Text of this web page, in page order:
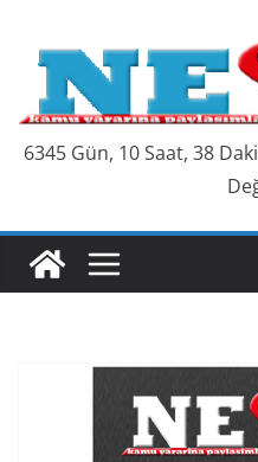
content
6345 Gün, 10 Saat, 38